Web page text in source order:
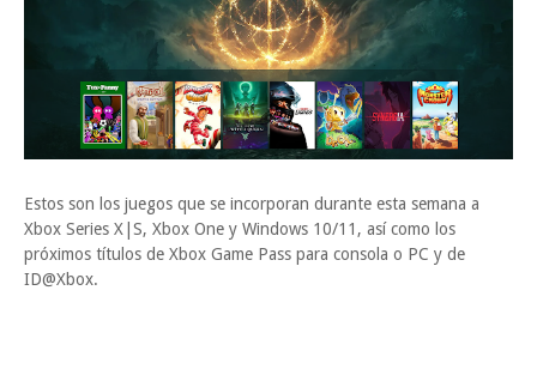
Estos son los juegos que se incorporan durante esta semana a
Xbox Series X|S, Xbox One y Windows 10/11, así como los
próximos títulos de Xbox Game Pass para consola o PC y de
ID@Xbox.